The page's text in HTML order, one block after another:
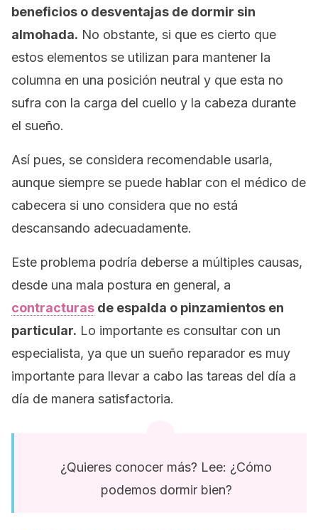
beneficios o desventajas de dormir sin
almohada. No obstante, si que es cierto que
estos elementos se utilizan para mantener la
columna en una posición neutral y que esta no
sufra con la carga del cuello y la cabeza durante
el sueño.
Así pues, se considera recomendable usarla,
aunque siempre se puede hablar con el médico de
cabecera si uno considera que no está
descansando adecuadamente.
Este problema podría deberse a múltiples causas,
desde una mala postura en general, a
contracturas de espalda o pinzamientos en
particular. Lo importante es consultar con un
especialista, ya que un sueño reparador es muy
importante para llevar a cabo las tareas del día a
día de manera satisfactoria.
¿Quieres conocer más? Lee: ¿Cómo
podemos dormir bien?